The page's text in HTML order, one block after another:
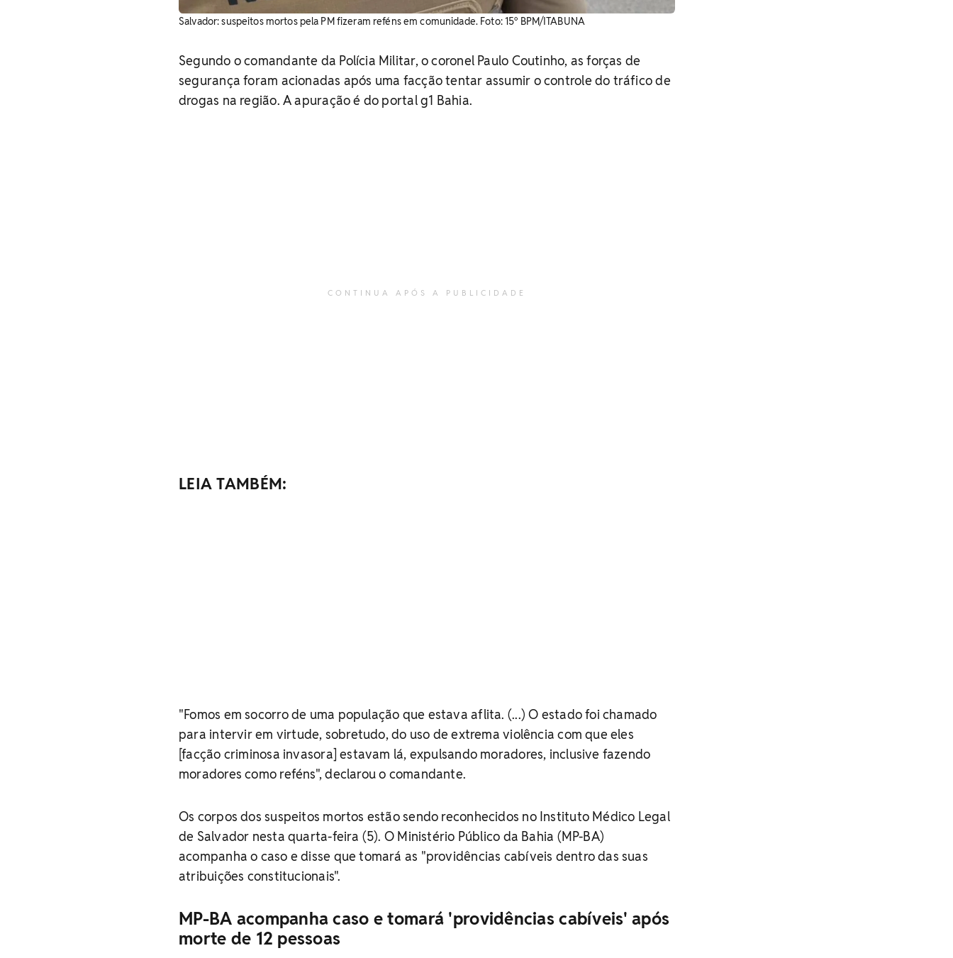
Salvador: suspeitos mortos pela PM fizeram reféns em comunidade. Foto: 15º BPM/ITABUNA
Segundo o comandante da Polícia Militar, o coronel Paulo Coutinho, as forças de
segurança foram acionadas após uma facção tentar assumir o controle do tráfico de
drogas na região. A apuração é do portal g1 Bahia.
CONTINUA APÓS A PUBLICIDADE
LEIA TAMBÉM:
"Fomos em socorro de uma população que estava aflita. (...) O estado foi chamado
para intervir em virtude, sobretudo, do uso de extrema violência com que eles
[facção criminosa invasora] estavam lá, expulsando moradores, inclusive fazendo
moradores como reféns", declarou o comandante.
Os corpos dos suspeitos mortos estão sendo reconhecidos no Instituto Médico Legal
de Salvador nesta quarta-feira (5). O Ministério Público da Bahia (MP-BA)
acompanha o caso e disse que tomará as "providências cabíveis dentro das suas
atribuições constitucionais".
MP-BA acompanha caso e tomará 'providências cabíveis' após
morte de 12 pessoas